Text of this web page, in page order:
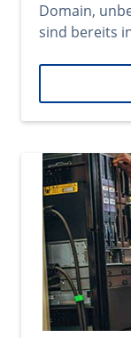
Domain,
sind bereits